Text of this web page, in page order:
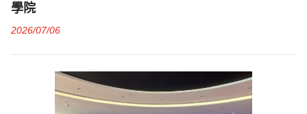
學院
2026/07/06